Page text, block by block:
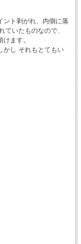
ント剥がれ、内側に落
ていたものなので、
ます。
かし それもとてもい